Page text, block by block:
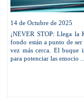
14 de Octubre de 2025
¡NEVER STOP: Llega la
fondo están a punto de
vez más cerca. El buque
para potenciar las emocio